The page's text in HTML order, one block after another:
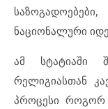
ნაციონალური
ამ სტატიაში
რელიგიასთან
პროცესი როგორ